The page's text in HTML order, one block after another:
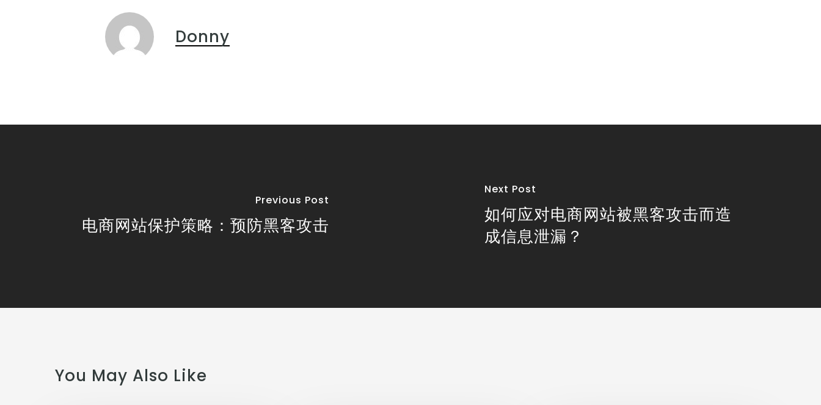
Donny
Previous Post
电商网站保护策略：预防黑客攻击
Next Post
如何应对电商网站被黑客攻击而造
成信息泄漏？
You May Also Like